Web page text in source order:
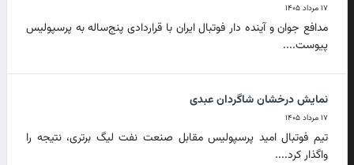
۱۷ مرداد ۱۴۰۵
مدافع جوان و آینده دار فوتبال ایران با قراردادی پنج‌ساله به پرسپولیس
پیوست....
نمایش درخشان شاگردان عبدی
۱۷ مرداد ۱۴۰۵
تیم فوتبال امید پرسپولیس مقابل صنعت نفت لیگ برتری، نتیجه را
واگذار کرد....